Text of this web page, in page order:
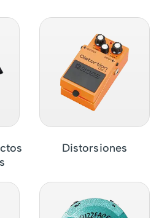
Distorsiones